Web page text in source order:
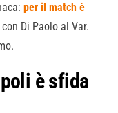
per il match è
con Di Paolo al Var.
è sfida